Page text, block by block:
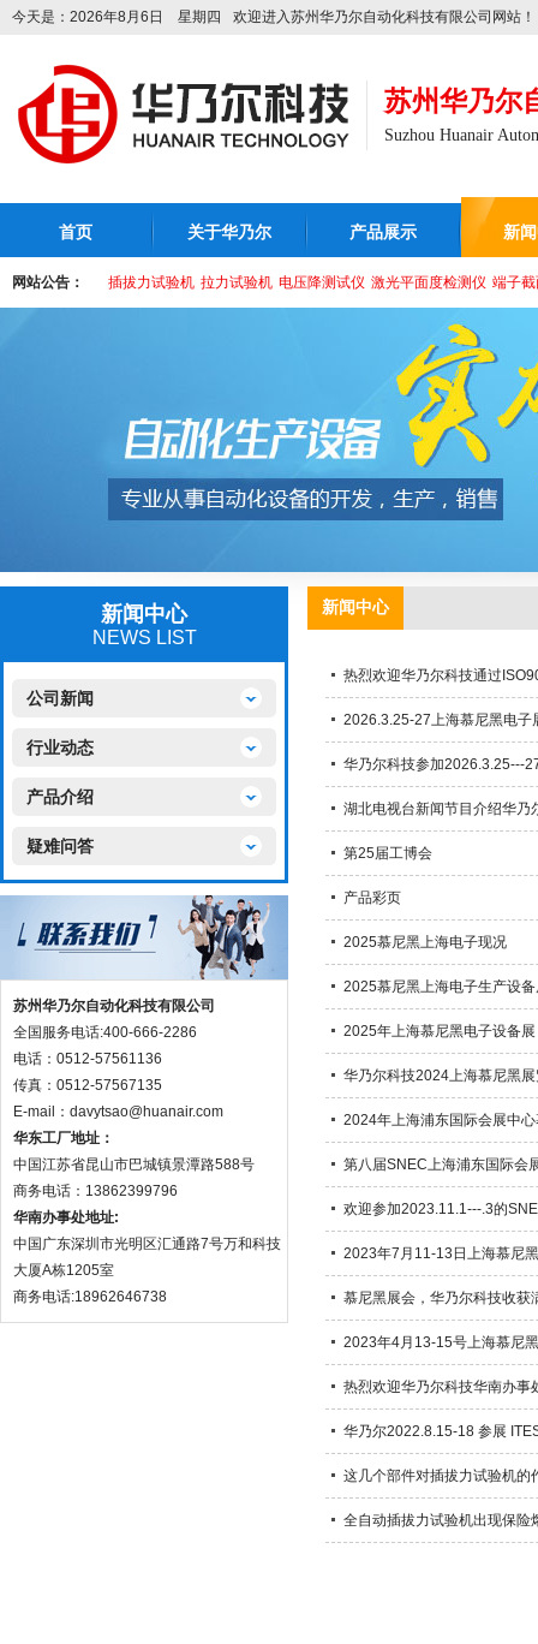
今天是：2026年8月6日 星期四 欢迎进入苏州华乃尔自动化科技有限公司网站！
苏州华乃尔
Suzhou Huanair
首页 关于华乃尔 产品展示 新
网站公告： 插拔力试验机 拉力试验机 电压降测试仪 激光平面度检测仪 端子
新闻中心
NEWS LIST
公司新闻
行业动态
产品介绍
疑难问答
苏州华乃尔自动化科技有限公司
全国服务电话:400-666-2286
电话：0512-57561136
传真：0512-57567135
E-mail：davytsao@huanair.com
华东工厂地址：
中国江苏省昆山市巴城镇景潭路588号
商务电话：13862399796
华南办事处地址:
中国广东深圳市光明区汇通路7号万和科技
大厦A栋1205室
商务电话:18962646738
新闻中心
热烈欢迎华乃尔科技通过
2026.3.25-27上海慕尼黑电子
华乃尔科技参加2026.3.25---
湖北电视台新闻节目介绍华乃
第25届工博会
产品彩页
2025慕尼黑上海电子现况
2025慕尼黑上海电子生产设
2025年上海慕尼黑电子设备
华乃尔科技2024上海慕尼黑
2024年上海浦东国际会展中
第八届SNEC上海浦东国际会
欢迎参加2023.11.1---.3的
2023年7月11-13日上海慕尼
慕尼黑展会，华乃尔科技收获
2023年4月13-15号上海慕尼
热烈欢迎华乃尔科技华南办事
华乃尔2022.8.15-18 参展
这几个部件对插拔力试验机的
全自动插拔力试验机出现保险